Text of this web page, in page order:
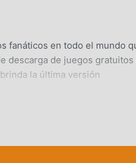
fanáticos en todo el mundo
descarga de juegos gratuitos
la última versión
el juego en sí. moddroid
e instalar Ruzzle 4.0.7 con